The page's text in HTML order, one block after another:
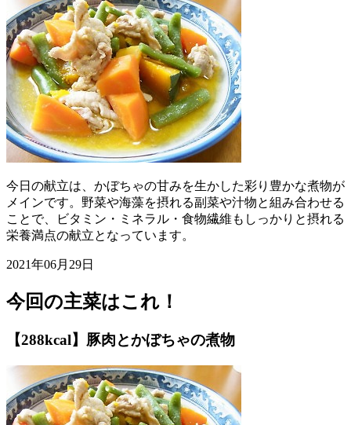
今日の献立は、かぼちゃの甘みを生かした彩り豊かな煮物が
メインです。野菜や海藻を摂れる副菜や汁物と組み合わせる
ことで、ビタミン・ミネラル・食物繊維もしっかりと摂れる
栄養満点の献立となっています。
2021年06月29日
今回の主菜はこれ！
【288kcal】豚肉とかぼちゃの煮物